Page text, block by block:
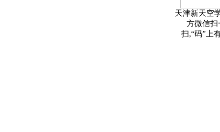
天津新天空
方微信扫
扫,“码”上